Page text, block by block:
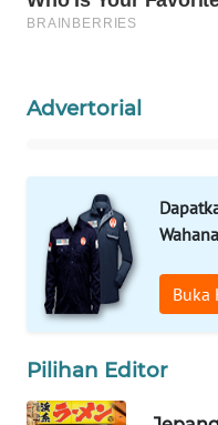
Advertorial
Buka
Pilihan Editor
MKLI
LPKKI
LKKI